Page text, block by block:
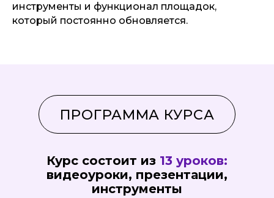
инструменты и функционал площадок,
который постоянно обновляется.
Курс состоит из 13 уроков:
видеоуроки, презентации,
инструменты